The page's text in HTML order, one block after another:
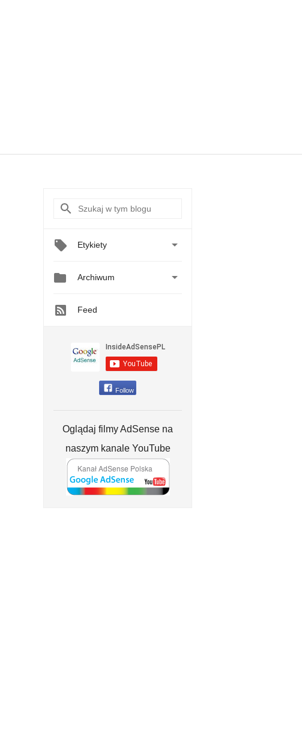
Etykiety 
 Archiwum 
Feed
Follow
Oglądaj filmy AdSense na
naszym kanale YouTube